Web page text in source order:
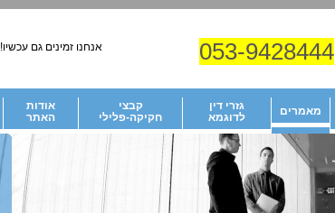
053-9428444 אנחנו זמינים גם עכשיו!
מאמרים
גזרי דין
לדוגמא
קבצי
חקיקה-פלילי
אודות
האתר